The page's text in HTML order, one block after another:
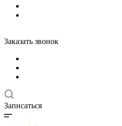
Заказать звонок
Записаться